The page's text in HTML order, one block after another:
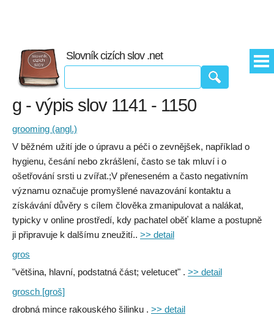
Slovník cizích slov .net
g - výpis slov 1141 - 1150
grooming (angl.)
V běžném užití jde o úpravu a péči o zevnějšek, například o
hygienu, česání nebo zkrášlení, často se tak mluví i o
ošetřování srsti u zvířat.;V přeneseném a často negativním
významu označuje promyšlené navazování kontaktu a
získávání důvěry s cílem člověka zmanipulovat a nalákat,
typicky v online prostředí, kdy pachatel oběť klame a postupně
ji připravuje k dalšímu zneužití.. >> detail
gros
"většina, hlavní, podstatná část; veletucet" . >> detail
grosch [groš]
drobná mince rakouského šilinku . >> detail